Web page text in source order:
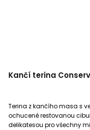
Kančí terina
Terina z kančího masa s
ochucené restovanou
delikatesou pro všechny